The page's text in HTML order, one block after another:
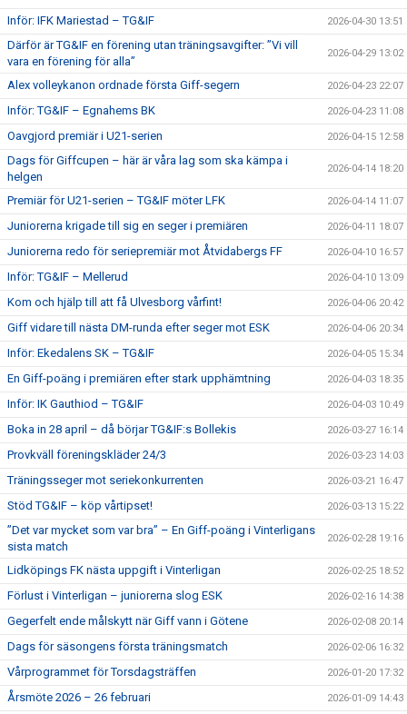
Inför: IFK Mariestad – TG&IF 2026-04-30 13:51
Därför är TG&IF en förening utan träningsavgifter: ”Vi vill
vara en förening för alla”
2026-04-29 13:02
Alex volleykanon ordnade första Giff-segern 2026-04-23 22:07
Inför: TG&IF – Egnahems BK 2026-04-23 11:08
Oavgjord premiär i U21-serien 2026-04-15 12:58
Dags för Giffcupen – här är våra lag som ska kämpa i
helgen
2026-04-14 18:20
Premiär för U21-serien – TG&IF möter LFK 2026-04-14 11:07
Juniorerna krigade till sig en seger i premiären 2026-04-11 18:07
Juniorerna redo för seriepremiär mot Åtvidabergs FF 2026-04-10 16:57
Inför: TG&IF – Mellerud 2026-04-10 13:09
Kom och hjälp till att få Ulvesborg vårfint! 2026-04-06 20:42
Giff vidare till nästa DM-runda efter seger mot ESK 2026-04-06 20:34
Inför: Ekedalens SK – TG&IF 2026-04-05 15:34
En Giff-poäng i premiären efter stark upphämtning 2026-04-03 18:35
Inför: IK Gauthiod – TG&IF 2026-04-03 10:49
Boka in 28 april – då börjar TG&IF:s Bollekis 2026-03-27 16:14
Provkväll föreningskläder 24/3 2026-03-23 14:03
Träningsseger mot seriekonkurrenten 2026-03-21 16:47
Stöd TG&IF – köp vårtipset! 2026-03-13 15:22
”Det var mycket som var bra” – En Giff-poäng i Vinterligans
sista match
2026-02-28 19:16
Lidköpings FK nästa uppgift i Vinterligan 2026-02-25 18:52
Förlust i Vinterligan – juniorerna slog ESK 2026-02-16 14:38
Gegerfelt ende målskytt när Giff vann i Götene 2026-02-08 20:14
Dags för säsongens första träningsmatch 2026-02-06 16:32
Vårprogrammet för Torsdagsträffen 2026-01-20 17:32
Årsmöte 2026 – 26 februari 2026-01-09 14:43